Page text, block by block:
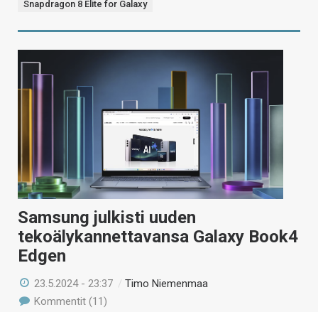
Snapdragon 8 Elite for Galaxy
Samsung julkisti uuden
tekoälykannettavansa Galaxy Book4
Edgen
23.5.2024 - 23:37 /Timo Niemenmaa
Kommentit (11)